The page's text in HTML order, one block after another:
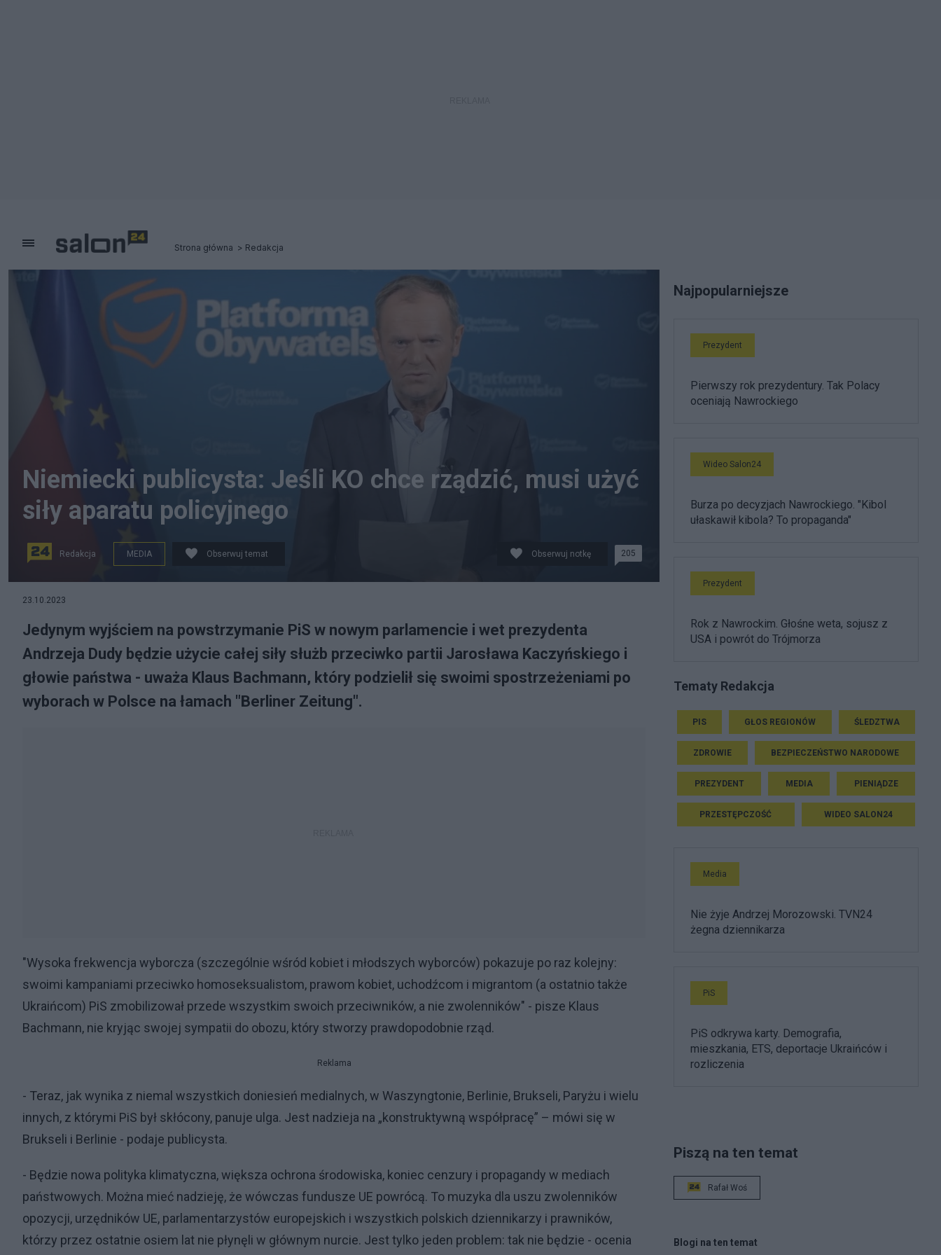
Strona główna Redakcja
Niemiecki publicysta: Jeśli KO chce rządzić, musi użyć
siły aparatu policyjnego
Redakcja MEDIA Obserwuj temat Obserwuj notkę 205
23.10.2023
Jedynym wyjściem na powstrzymanie PiS w nowym parlamencie i wet prezydenta
Andrzeja Dudy będzie użycie całej siły służb przeciwko partii Jarosława Kaczyńskiego i
głowie państwa - uważa Klaus Bachmann, który podzielił się swoimi spostrzeżeniami po
wyborach w Polsce na łamach "Berliner Zeitung".
"Wysoka frekwencja wyborcza (szczególnie wśród kobiet i młodszych wyborców) pokazuje po raz kolejny:
swoimi kampaniami przeciwko homoseksualistom, prawom kobiet, uchodźcom i migrantom (a ostatnio także
Ukraińcom) PiS zmobilizował przede wszystkim swoich przeciwników, a nie zwolenników" - pisze Klaus
Bachmann, nie kryjąc swojej sympatii do obozu, który stworzy prawdopodobnie rząd.
Reklama
- Teraz, jak wynika z niemal wszystkich doniesień medialnych, w Waszyngtonie, Berlinie, Brukseli, Paryżu i wielu
innych, z którymi PiS był skłócony, panuje ulga. Jest nadzieja na „konstruktywną współpracę” – mówi się w
Brukseli i Berlinie - podaje publicysta.
- Będzie nowa polityka klimatyczna, większa ochrona środowiska, koniec cenzury i propagandy w mediach
państwowych. Można mieć nadzieję, że wówczas fundusze UE powrócą. To muzyka dla uszu zwolenników
opozycji, urzędników UE, parlamentarzystów europejskich i wszystkich polskich dziennikarzy i prawników,
którzy przez ostatnie osiem lat nie płynęli w głównym nurcie. Jest tylko jeden problem: tak nie będzie - ocenia
Najpopularniejsze
Prezydent
Pierwszy rok prezydentury. Tak Polacy
oceniają Nawrockiego
Wideo Salon24
Burza po decyzjach Nawrockiego. "Kibol
ułaskawił kibola? To propaganda"
Prezydent
Rok z Nawrockim. Głośne weta, sojusz z
USA i powrót do Trójmorza
Tematy Redakcja
PIS GŁOS REGIONÓW ŚLEDZTWA
ZDROWIE BEZPIECZEŃSTWO NARODOWE
PREZYDENT MEDIA PIENIĄDZE
PRZESTĘPCZOŚĆ WIDEO SALON24
Media
Nie żyje Andrzej Morozowski. TVN24
żegna dziennikarza
PiS
PiS odkrywa karty. Demografia,
mieszkania, ETS, deportacje Ukraińców i
rozliczenia
Piszą na ten temat
Rafał Woś
Blogi na ten temat